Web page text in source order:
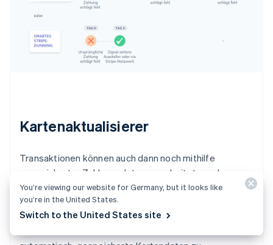
Kartenaktualisierer
Transaktionen können auch dann noch mithilfe
gespeicherter Zahlungsdaten verarbeitet werden,
wenn die eigentlichen Karten von der ausgegebenen
Bank bereits ersetzt worden sind, was ansonsten zu
Ablehnungen führen würde. Stripe arbeitet mit
You’re viewing our website for Germany, but it looks like
you’re in the United States.
Switch to the United States site